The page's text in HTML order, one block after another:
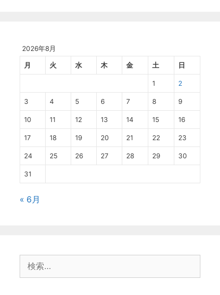
2026年8月
月 火 水 木 金 土 日
1 2
3 4 5 6 7 8 9
10 11 12 13 14 15 16
17 18 19 20 21 22 23
24 25 26 27 28 29 30
31
« 6月
索: